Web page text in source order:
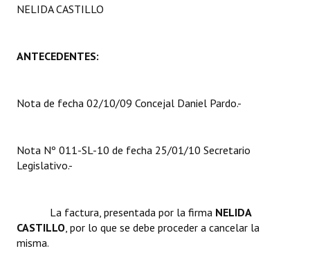
LEGISLACIÓN
Constitución Provincial
Digesto
Organigrama
DOCUMENTOS
Informes de Gestión
NELIDA CASTILLO
ANTECEDENTES:
Nota de fecha 02/10/09 Concejal Daniel Pardo.-
Nota Nº 011-SL-10 de fecha 25/01/10 Secretario
Legislativo.-
La factura, presentada por la firma  NELIDA
CASTILLO, por lo que se debe proceder a cancelar la
misma.